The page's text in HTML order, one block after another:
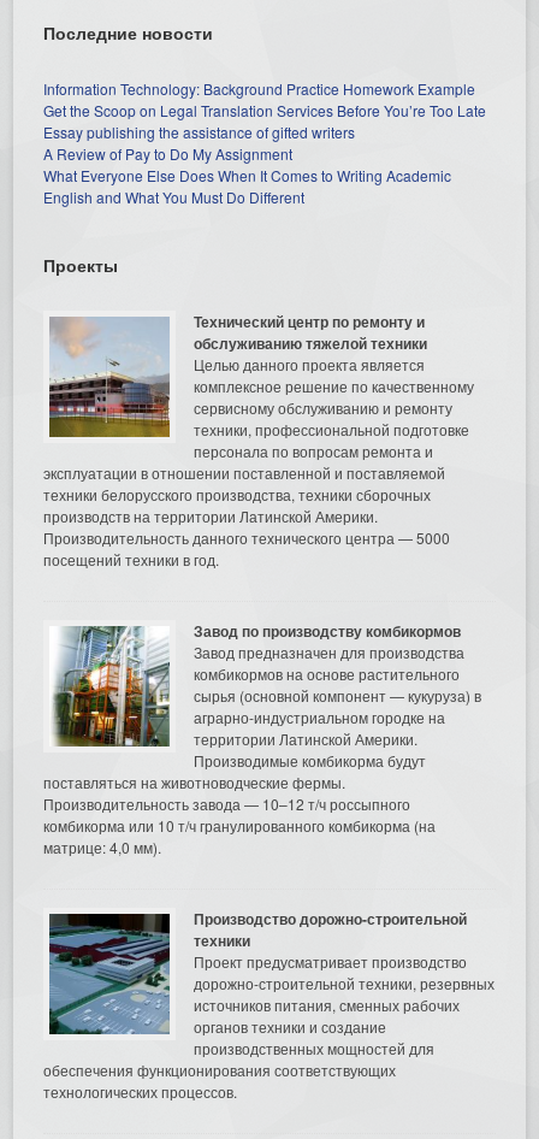
Последние новости
Information Technology: Background Practice Homework Example
Get the Scoop on Legal Translation Services Before You’re Too Late
Essay publishing the assistance of gifted writers
A Review of Pay to Do My Assignment
What Everyone Else Does When It Comes to Writing Academic
English and What You Must Do Different
Проекты
Технический центр по ремонту и
обслуживанию тяжелой техники
Целью данного проекта является
комплексное решение по качественному
сервисному обслуживанию и ремонту
техники, профессиональной подготовке
персонала по вопросам ремонта и
эксплуатации в отношении поставленной и поставляемой
техники белорусского производства, техники сборочных
производств на территории Латинской Америки.
Производительность данного технического центра — 5000
посещений техники в год.
Завод по производству комбикормов
Завод предназначен для производства
комбикормов на основе растительного
сырья (основной компонент — кукуруза) в
аграрно-индустриальном городке на
территории Латинской Америки.
Производимые комбикорма будут
поставляться на животноводческие фермы.
Производительность завода — 10–12 т/ч россыпного
комбикорма или 10 т/ч гранулированного комбикорма (на
матрице: 4,0 мм).
Производство дорожно-строительной
техники
Проект предусматривает производство
дорожно-строительной техники, резервных
источников питания, сменных рабочих
органов техники и создание
производственных мощностей для
обеспечения функционирования соответствующих
технологических процессов.